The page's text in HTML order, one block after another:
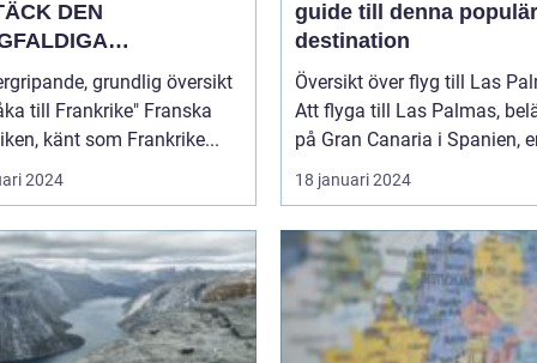
DEN
grundlig översikt
till Frankrike" Franska
känt som Frankrike...
2024
guide till denna
destination
Översikt över flyg till Las
Att flyga till Las Palmas,
på Gran Canaria i Spanien,
18 januari 2024